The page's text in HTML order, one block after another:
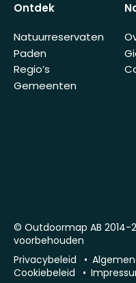
Ontdek
Natuurreservaten
Paden
Regio’s
Gemeenten
© Outdoormap AB 2014-
voorbehouden
Privacybeleid
Cookiebeleid